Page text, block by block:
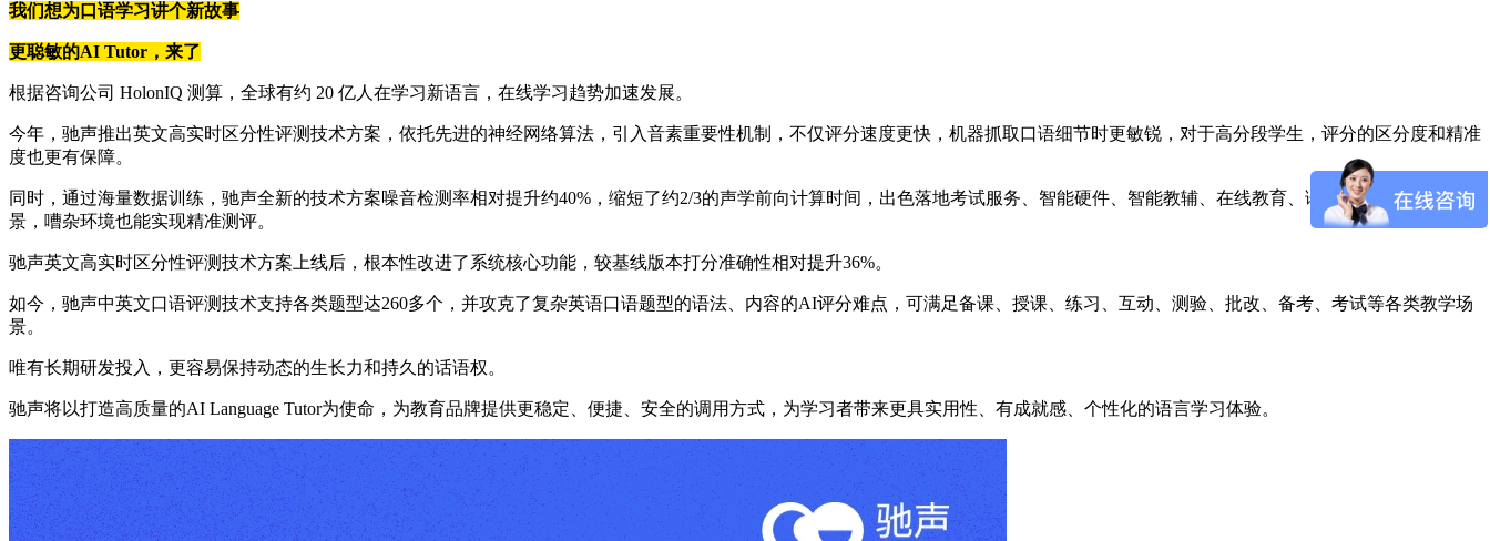
我们想为口语学习讲个新故事
更聪敏的AI Tutor，来了
根据咨询公司 HolonIQ 测算，全球有约 20 亿人在学习新语言，在线学习趋势加速发展。
今年，驰声推出英文高实时区分性评测技术方案，依托先进的神经网络算法，引入音素重要性机制，不仅评分速度更快，机器抓取口语细节时更敏锐，对于高分段学生，评分的区分度和精准
度也更有保障。
同时，通过海量数据训练，驰声全新的技术方案噪音检测率相对提升约40%，缩短了约2/3的声学前向计算时间，出色落地考试服务、智能硬件、智能教辅、在线教育、语言康复等应用场
景，嘈杂环境也能实现精准测评。
驰声英文高实时区分性评测技术方案上线后，根本性改进了系统核心功能，较基线版本打分准确性相对提升36%。
如今，驰声中英文口语评测技术支持各类题型达260多个，并攻克了复杂英语口语题型的语法、内容的AI评分难点，可满足备课、授课、练习、互动、测验、批改、备考、考试等各类教学场
景。
唯有长期研发投入，更容易保持动态的生长力和持久的话语权。
驰声将以打造高质量的AI Language Tutor为使命，为教育品牌提供更稳定、便捷、安全的调用方式，为学习者带来更具实用性、有成就感、个性化的语言学习体验。